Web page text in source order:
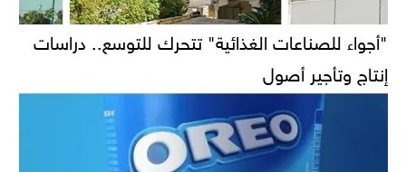
"أجواء للصناعات الغذائية" تتحرك للتوسع.. دراسات
إنتاج وتأجير أصول